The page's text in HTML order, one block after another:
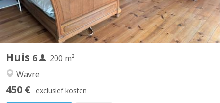
Huis 6
200 m²
Wavre
450 € exclusief kosten